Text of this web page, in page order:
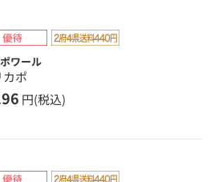
ワール
カポ
円(税込)